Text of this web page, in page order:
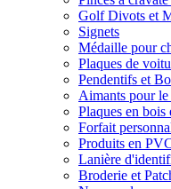
Golf Divots et
Signets
Médaille pour
Plaques de
Pendentifs et
Aimants pour
Plaques en bois
Forfait
Produits en
Lanière
Broderie et